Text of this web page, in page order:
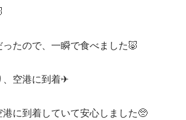
ったので、一瞬で食べました🐷
、空港に到着✈
に到着していて安心しました🥺